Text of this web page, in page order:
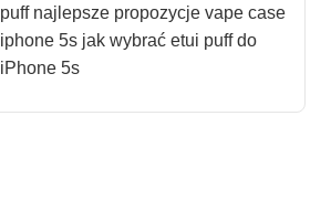
puff najlepsze propozycje vape case
iphone 5s jak wybrać etui puff do
iPhone 5s